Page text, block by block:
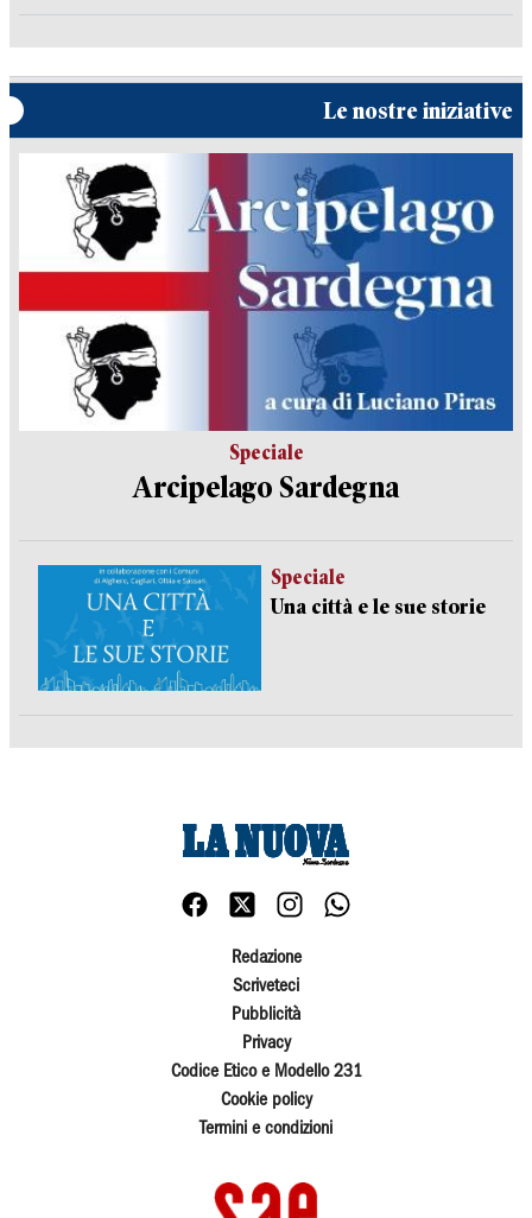
Le nostre iniziative
Speciale
Arcipelago Sardegna
Speciale
Una città e le sue storie
Redazione
Scriveteci
Pubblicità
Privacy
Codice Etico e Modello 231
Cookie policy
Termini e condizioni